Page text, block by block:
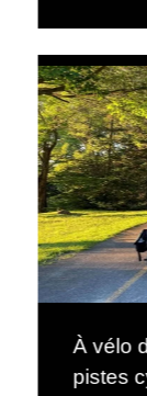
À vélo
pistes